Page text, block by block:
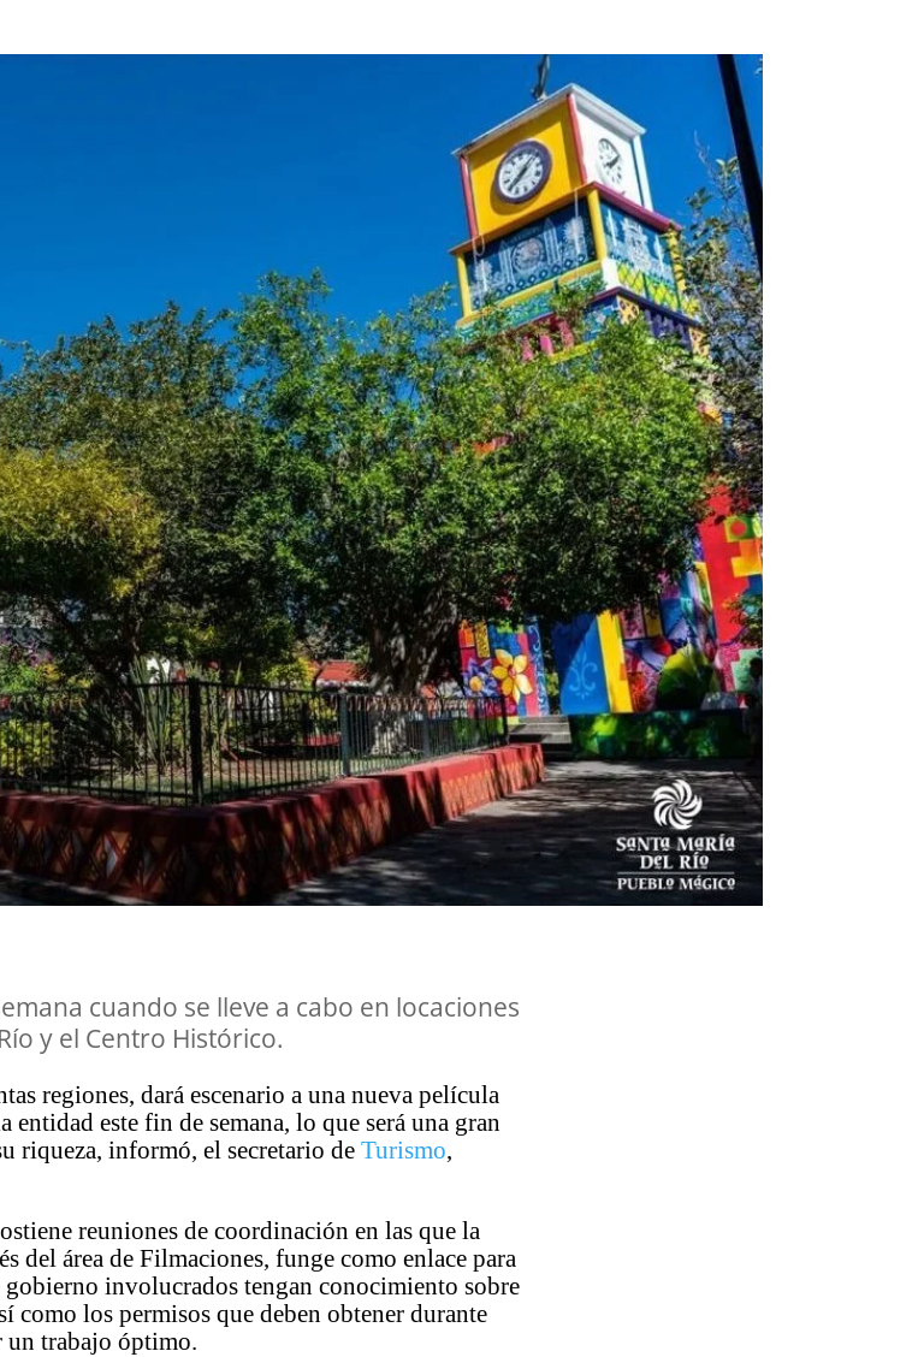
cuando se lleve a cabo en locaciones
y el Centro Histórico.
regiones, dará escenario a una nueva película
entidad este fin de semana, lo que será una gran
riqueza, informó, el secretario deTurismo,
reuniones de coordinación en las que la
del área de Filmaciones, funge como enlace para
involucrados tengan conocimiento sobre
como los permisos que deben obtener durante
un trabajo óptimo.